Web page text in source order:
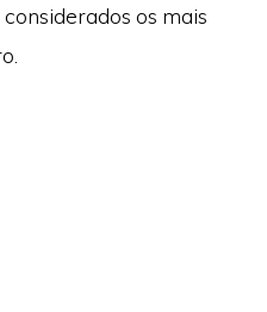
considerados os mais